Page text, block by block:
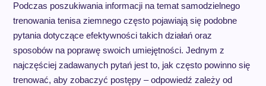
Podczas poszukiwania informacji na temat samodzielnego
trenowania tenisa ziemnego często pojawiają się podobne
pytania dotyczące efektywności takich działań oraz
sposobów na poprawę swoich umiejętności. Jednym z
najczęściej zadawanych pytań jest to, jak często powinno się
trenować, aby zobaczyć postępy – odpowiedź zależy od